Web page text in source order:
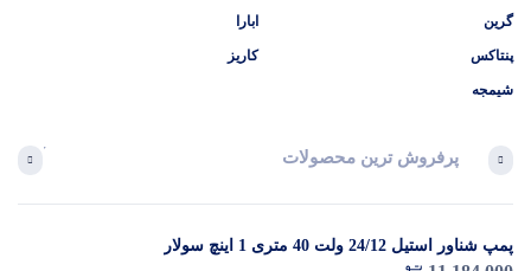
گرین
پنتاکس
شیمجه
ابارا
کاریز
پرفروش ترین محصولات
پمپ شناور استیل 24/12 ولت 40 متری 1 اینچ سولار